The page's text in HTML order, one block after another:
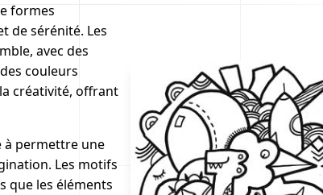
formes
de sérénité. Les
avec des
couleurs
créativité, offrant
à permettre une
Les motifs
que les éléments